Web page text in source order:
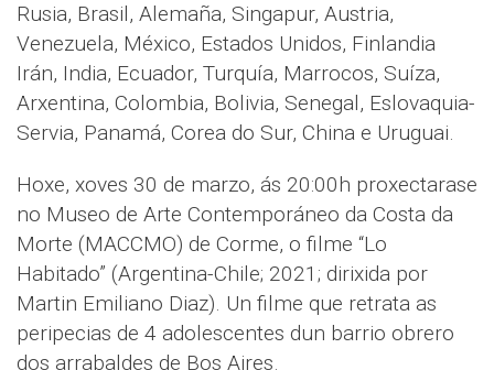
Rusia, Brasil, Alemaña, Singapur, Austria,
Venezuela, México, Estados Unidos, Finlandia
Irán, India, Ecuador, Turquía, Marrocos, Suíza,
Arxentina, Colombia, Bolivia, Senegal, Eslovaquia-
Servia, Panamá, Corea do Sur, China e Uruguai.
Hoxe, xoves 30 de marzo, ás 20:00h proxectarase
no Museo de Arte Contemporáneo da Costa da
Morte (MACCMO) de Corme, o filme “Lo
Habitado” (Argentina-Chile; 2021; dirixida por
Martin Emiliano Diaz). Un filme que retrata as
peripecias de 4 adolescentes dun barrio obrero
dos arrabaldes de Bos Aires.